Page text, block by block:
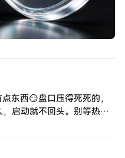
东西😏盘口压得死死的，
启动就不回头。别等热搜